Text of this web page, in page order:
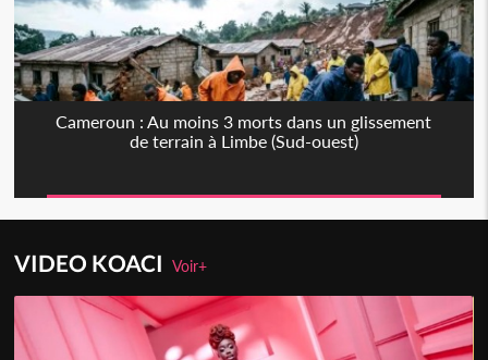
Cameroun : Au moins 3 morts dans un glissement
de terrain à Limbe (Sud-ouest)
VIDEO KOACIVoir+